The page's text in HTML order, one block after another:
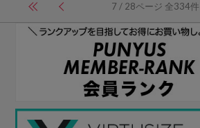
7 / 28ページ 全334件